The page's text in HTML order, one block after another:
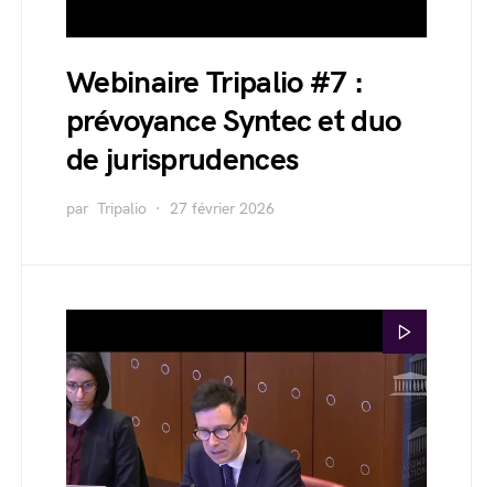
Webinaire Tripalio #7 :
prévoyance Syntec et duo
de jurisprudences
par Tripalio 27 février 2026